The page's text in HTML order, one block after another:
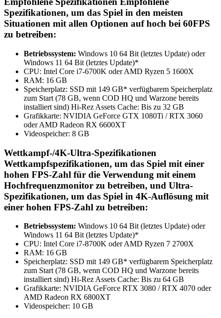
Spezifikationen, um das Spiel in den meisten
Situationen mit allen Optionen auf hoch bei 60FPS
zu betreiben:
Betriebssystem: Windows 10 64 Bit (letztes Update) oder
Windows 11 64 Bit (letztes Update)*
CPU: Intel Core i7-6700K oder AMD Ryzen 5 1600X
RAM: 16 GB
Speicherplatz: SSD mit 149 GB* verfügbarem Speicherplatz
zum Start (78 GB, wenn COD HQ und Warzone bereits
installiert sind) Hi-Rez Assets Cache: Bis zu 32 GB
Grafikkarte: NVIDIA GeForce GTX 1080Ti / RTX 3060
oder AMD Radeon RX 6600XT
Videospeicher: 8 GB
Wettkampf-/4K-Ultra-Spezifikationen
Wettkampfspezifikationen, um das Spiel mit einer
hohen FPS-Zahl für die Verwendung mit einem
Hochfrequenzmonitor zu betreiben, und Ultra-
Spezifikationen, um das Spiel in 4K-Auflösung mit
einer hohen FPS-Zahl zu betreiben:
Betriebssystem: Windows 10 64 Bit (letztes Update) oder
Windows 11 64 Bit (letztes Update)*
CPU: Intel Core i7-8700K oder AMD Ryzen 7 2700X
RAM: 16 GB
Speicherplatz: SSD mit 149 GB* verfügbarem Speicherplatz
zum Start (78 GB, wenn COD HQ und Warzone bereits
installiert sind) Hi-Rez Assets Cache: Bis zu 64 GB
Grafikkarte: NVIDIA GeForce RTX 3080 / RTX 4070 oder
AMD Radeon RX 6800XT
Videospeicher: 10 GB